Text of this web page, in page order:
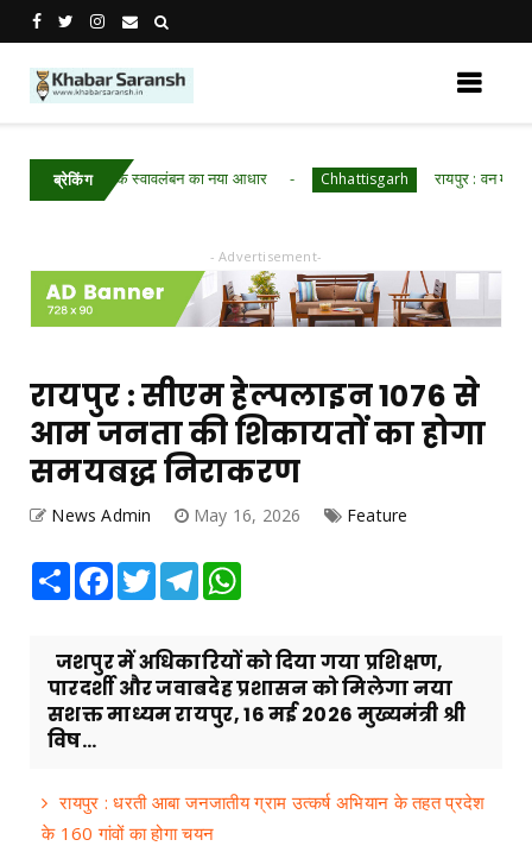
ब्रेकिंग
बनी आर्थिक स्वावलंबन का नया आधार Chhattisgarh रायपुर : वन महोत्सव में
- Advertisement-
रायपुर : सीएम हेल्पलाइन 1076 से
आम जनता की शिकायतों का होगा
समयबद्ध निराकरण
News Admin May 16, 2026 Feature
Share Facebook
TwitterTelegram
जशपुर में अधिकारियों को दिया गया प्रशिक्षण,
पारदर्शी और जवाबदेह प्रशासन को मिलेगा नया
सशक्त माध्यम रायपुर, 16 मई 2026 मुख्यमंत्री श्री
विष...
रायपुर : धरती आबा जनजातीय ग्राम उत्कर्ष अभियान के तहत प्रदेश
के 160 गांवों का होगा चयन